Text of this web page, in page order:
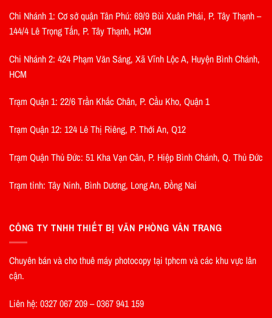
Chi Nhánh 1: Cơ sở quận Tân Phú: 69/9 Bùi Xuân Phái, P. Tây Thạnh –
144/4 Lê Trọng Tấn, P. Tây Thạnh, HCM
Chi Nhánh 2: 424 Phạm Văn Sáng, Xã Vĩnh Lộc A, Huyện Bình Chánh,
HCM
Trạm Quận 1: 22/6 Trần Khắc Chân, P. Cầu Kho, Quận 1
Trạm Quận 12: 124 Lê Thị Riêng, P. Thới An, Q12
Trạm Quận Thủ Đức: 51 Kha Vạn Cân, P. Hiệp Bình Chánh, Q. Thủ Đức
Trạm tỉnh: Tây Ninh, Bình Dương, Long An, Đồng Nai
CÔNG TY TNHH THIẾT BỊ VĂN PHÒNG VÂN TRANG
Chuyên bán và cho thuê máy photocopy tại tphcm và các khu vực lân
cận.
Liên hệ: 0327 067 209 – 0367 941 159